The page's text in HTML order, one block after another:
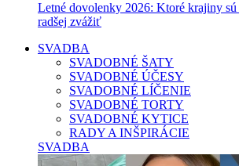
Letné dovolenky 2026: Ktoré krajiny sú
radšej zvážiť
SVADBA
SVADOBNÉ ŠATY
SVADOBNÉ ÚČESY
SVADOBNÉ LÍČENIE
SVADOBNÉ TORTY
SVADOBNÉ KYTICE
RADY A INŠPIRÁCIE
SVADBA